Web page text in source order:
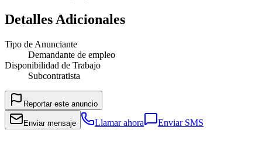
Detalles Adicionales
Tipo de Anunciante
Demandante de empleo
Disponibilidad de Trabajo
Subcontratista
Reportar este anuncio
Enviar mensaje Llamar ahora Enviar SMS